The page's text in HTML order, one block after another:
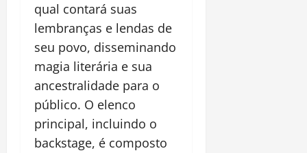
qual contará suas
lembranças e lendas de
seu povo, disseminando
magia literária e sua
ancestralidade para o
público. O elenco
principal, incluindo o
backstage, é composto